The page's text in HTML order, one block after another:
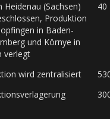
Heidenau (Sachsen)
Produktion
in Baden-
und Környe in
verlegt
40
wird zentralisiert